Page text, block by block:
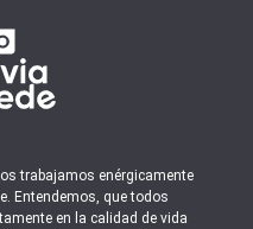
trabajamos enérgicamente
Entendemos, que todos
en la calidad de vida